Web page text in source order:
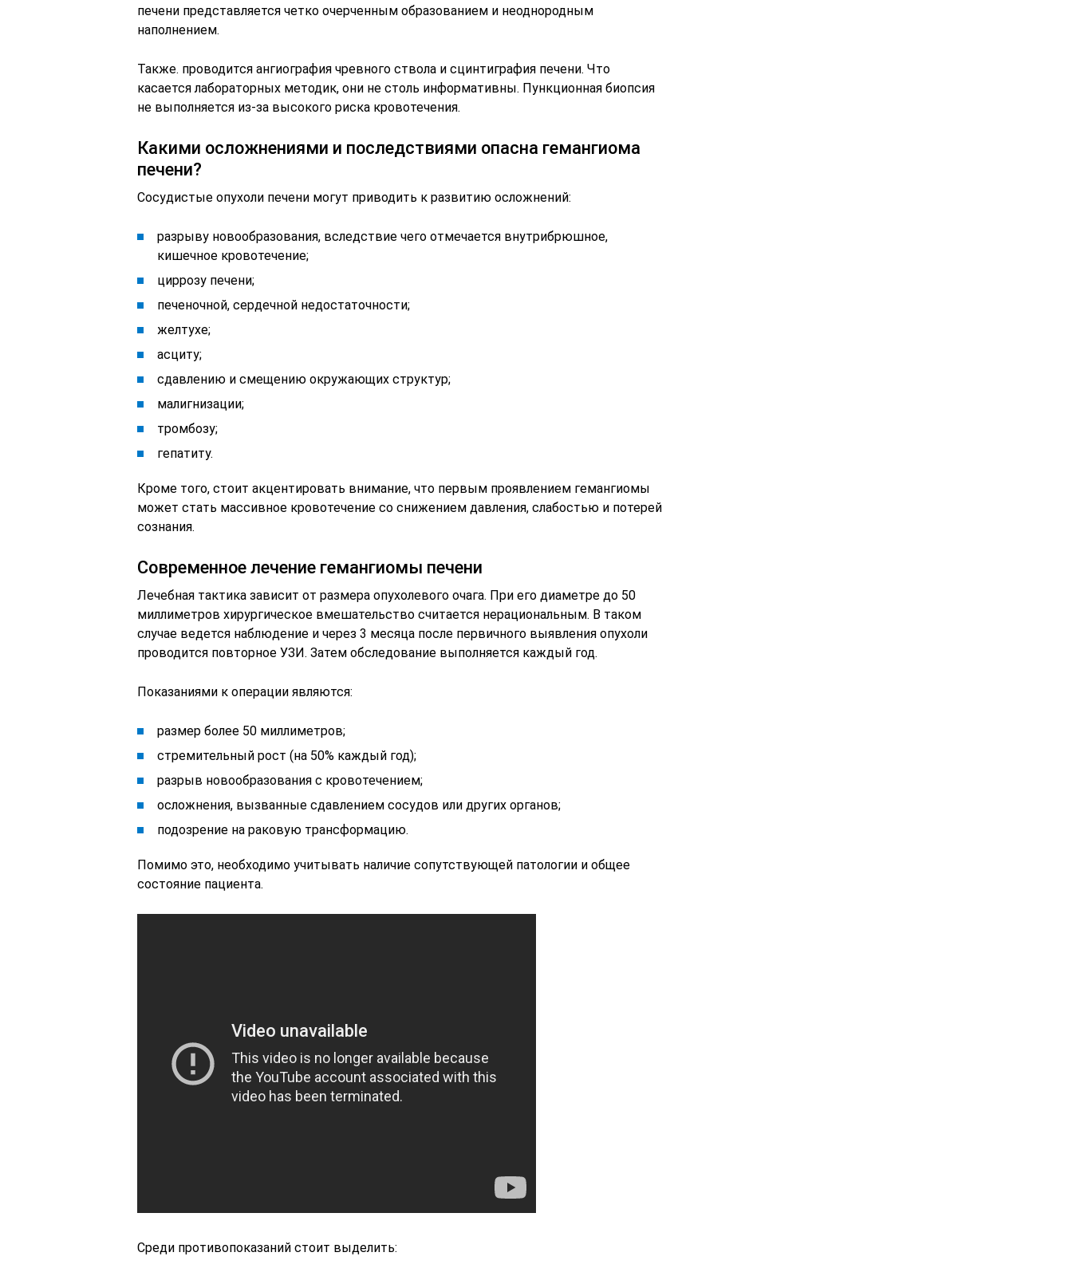
печени представляется четко очерченным образованием и неоднородным
наполнением.
Также. проводится ангиография чревного ствола и сцинтиграфия печени. Что
касается лабораторных методик, они не столь информативны. Пункционная биопсия
не выполняется из-за высокого риска кровотечения.
Какими осложнениями и последствиями опасна гемангиома
печени?
Сосудистые опухоли печени могут приводить к развитию осложнений:
разрыву новообразования, вследствие чего отмечается внутрибрюшное,
кишечное кровотечение;
циррозу печени;
печеночной, сердечной недостаточности;
желтухе;
асциту;
сдавлению и смещению окружающих структур;
малигнизации;
тромбозу;
гепатиту.
Кроме того, стоит акцентировать внимание, что первым проявлением гемангиомы
может стать массивное кровотечение со снижением давления, слабостью и потерей
сознания.
Современное лечение гемангиомы печени
Лечебная тактика зависит от размера опухолевого очага. При его диаметре до 50
миллиметров хирургическое вмешательство считается нерациональным. В таком
случае ведется наблюдение и через 3 месяца после первичного выявления опухоли
проводится повторное УЗИ. Затем обследование выполняется каждый год.
Показаниями к операции являются:
размер более 50 миллиметров;
стремительный рост (на 50% каждый год);
разрыв новообразования с кровотечением;
осложнения, вызванные сдавлением сосудов или других органов;
подозрение на раковую трансформацию.
Помимо это, необходимо учитывать наличие сопутствующей патологии и общее
состояние пациента.
Среди противопоказаний стоит выделить: